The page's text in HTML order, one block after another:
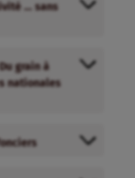
… sans
grain à
nationales